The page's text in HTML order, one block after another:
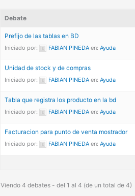
Debate
Prefijo de las tablas en BD
Iniciado por: FABIAN PINEDA en: Ayuda
Unidad de stock y de compras
Iniciado por: FABIAN PINEDA en: Ayuda
Tabla que registra los producto en la bd
Iniciado por: FABIAN PINEDA en: Ayuda
Facturacion para punto de venta mostrador
Iniciado por: FABIAN PINEDA en: Ayuda
Viendo 4 debates - del 1 al 4 (de un total de 4)